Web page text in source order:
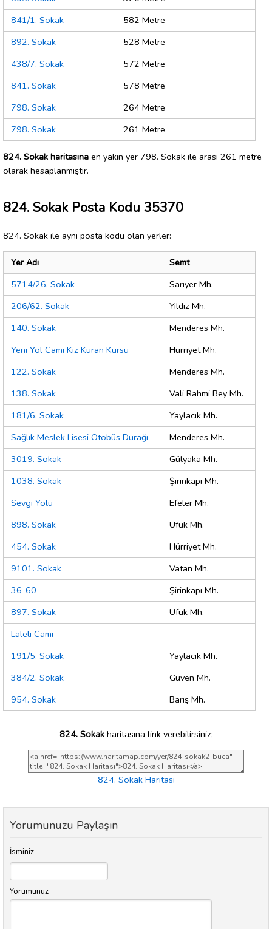
841/1. Sokak
582 Metre
892. Sokak
528 Metre
438/7. Sokak
572 Metre
841. Sokak
578 Metre
798. Sokak
264 Metre
798. Sokak
261 Metre
824. Sokak haritasına en yakın yer 798. Sokak ile arası 261 metre
olarak hesaplanmıştır.
824. Sokak Posta Kodu 35370
824. Sokak ile aynı posta kodu olan yerler:
Yer Adı
Semt
5714/26. Sokak
Sarıyer Mh.
206/62. Sokak
Yıldız Mh.
140. Sokak
Menderes Mh.
Yeni Yol Cami Kız Kuran Kursu
Hürriyet Mh.
122. Sokak
Menderes Mh.
138. Sokak
Vali Rahmi Bey Mh.
181/6. Sokak
Yaylacık Mh.
Sağlık Meslek Lisesi Otobüs Durağı
Menderes Mh.
3019. Sokak
Gülyaka Mh.
1038. Sokak
Şirinkapı Mh.
Sevgi Yolu
Efeler Mh.
898. Sokak
Ufuk Mh.
454. Sokak
Hürriyet Mh.
9101. Sokak
Vatan Mh.
36-60
Şirinkapı Mh.
897. Sokak
Ufuk Mh.
Laleli Cami
191/5. Sokak
Yaylacık Mh.
384/2. Sokak
Güven Mh.
954. Sokak
Barış Mh.
824. Sokakharitasına link verebilirsiniz;
824. Sokak Haritası
Yorumunuzu Paylaşın
İsminiz
Yorumunuz